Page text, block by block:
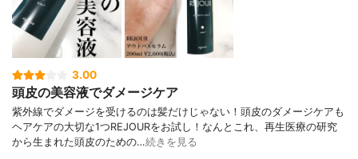
3.00
頭皮の美容液でダメージケア
紫外線でダメージを受けるのは髪だけじゃない！頭皮のダメージケアも
ヘアケアの大切な1つ⁡REJOURをお試し！⁡なんとこれ、再生医療の研究
から生まれた頭皮のための…続きを見る